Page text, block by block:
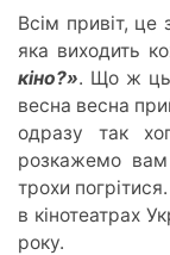
Всім привіт, це
яка виходить
кіно?». Що ж
весна весна
одразу так
розкажемо
трохи
в кінотеатрах
року.